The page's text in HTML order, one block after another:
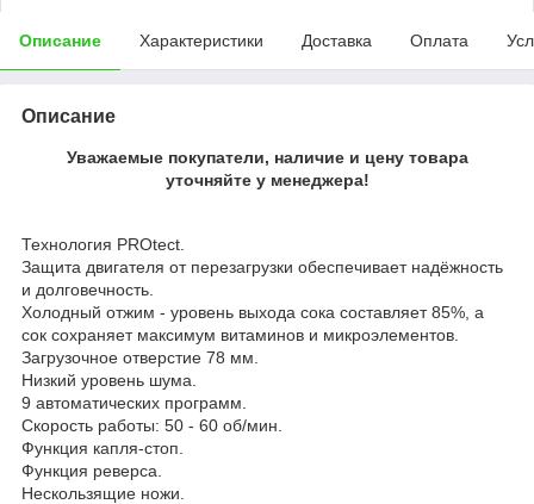
Описание Характеристики Доставка Оплата
Описание
Уважаемые покупатели, наличие и цену товара
уточняйте у менеджера!
Технология PROtect.
Защита двигателя от перезагрузки обеспечивает надёжность
и долговечность.
Холодный отжим - уровень выхода сока составляет 85%, а
сок сохраняет максимум витаминов и микроэлементов.
Загрузочное отверстие 78 мм.
Низкий уровень шума.
9 автоматических программ.
Скорость работы: 50 - 60 об/мин.
Функция капля-стоп.
Функция реверса.
Нескользящие ножи.